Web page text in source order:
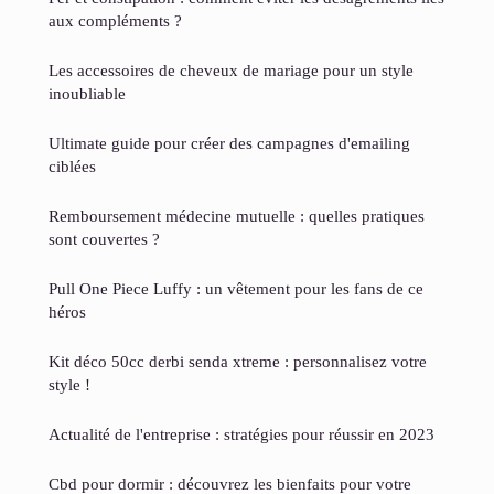
aux compléments ?
Les accessoires de cheveux de mariage pour un style
inoubliable
Ultimate guide pour créer des campagnes d'emailing
ciblées
Remboursement médecine mutuelle : quelles pratiques
sont couvertes ?
Pull One Piece Luffy : un vêtement pour les fans de ce
héros
Kit déco 50cc derbi senda xtreme : personnalisez votre
style !
Actualité de l'entreprise : stratégies pour réussir en 2023
Cbd pour dormir : découvrez les bienfaits pour votre